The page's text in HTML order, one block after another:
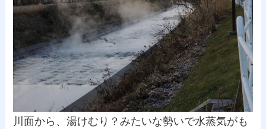
川面から、湯けむり？みたいな勢いで水蒸気がも